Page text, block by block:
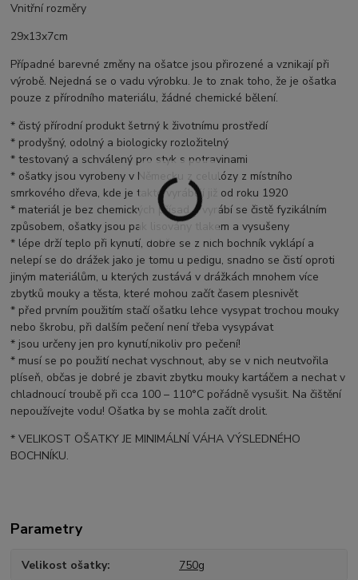
Vnitřní rozměry
29x13x7cm
Případné barevné změny na ošatce jsou přirozené a vznikají při
výrobě. Nejedná se o vadu výrobku. Je to znak toho, že je ošatka
pouze z přírodního materiálu, žádné chemické bělení.
* čistý přírodní produkt šetrný k životnímu prostředí
* prodyšný, odolný a biologicky rozložitelný
* testovaný a schválený pro styk s potravinami
* ošatky jsou vyrobeny v Německu z celulózy z místního
smrkového dřeva, kde je takto vyrábějí již od roku 1920
* materiál je bez chemických přísad a vyrábí se čistě fyzikálním
způsobem, ošatky jsou pak lisovány tlakem a vysušeny
* lépe drží teplo při kynutí, dobře se z nich bochník vyklápí a
nelepí se do drážek jako je tomu u pedigu, snadno se čistí oproti
jiným materiálům, u kterých zustává v drážkách mnohem více
zbytků mouky a těsta, které mohou začít časem plesnivět
* před prvním použitím stačí ošatku lehce vysypat trochou mouky
nebo škrobu, při dalším pečení není třeba vysypávat
* jsou určeny jen pro kynutí,nikoliv pro pečení!
* musí se po použití nechat vyschnout, aby se v nich neutvořila
plíseň, občas je dobré je zbavit zbytku mouky kartáčem a nechat v
chladnoucí troubě při cca 100 – 110°C pořádně vysušit. Na čištění
nepoužívejte vodu! Ošatka by se mohla začít drolit.
* VELIKOST OŠATKY JE MINIMÁLNÍ VÁHA VÝSLEDNÉHO
BOCHNÍKU.
Parametry
Velikost ošatky 750g